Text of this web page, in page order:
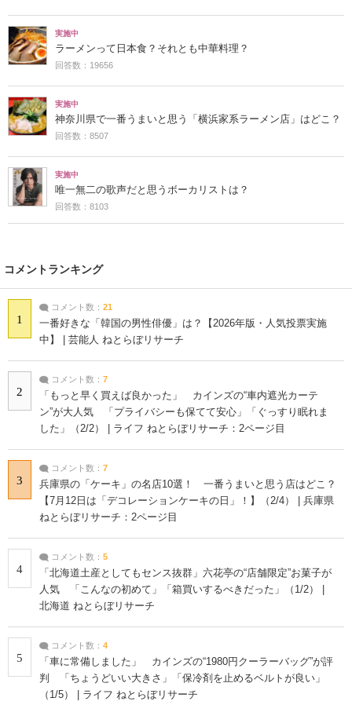
実施中
ラーメンって日本食？それとも中華料理？
回答数：19656
実施中
神奈川県で一番うまいと思う「横浜家系ラーメン店」はどこ？
回答数：8507
実施中
唯一無二の歌声だと思うボーカリストは？
回答数：8103
コメントランキング
1
コメント数： 21
一番好きな「韓国の男性俳優」は？【2026年版・人気投票実施
中】 | 芸能人 ねとらぼリサーチ
2
コメント数： 7
「もっと早く買えば良かった」 カインズの“車内遮光カーテ
ン”が大人気 「プライバシーも保てて安心」「ぐっすり眠れま
した」（2/2） | ライフ ねとらぼリサーチ：2ページ目
3
コメント数： 7
兵庫県の「ケーキ」の名店10選！ 一番うまいと思う店はどこ？
【7月12日は「デコレーションケーキの日」！】（2/4） | 兵庫県
ねとらぼリサーチ：2ページ目
4
コメント数： 5
「北海道土産としてもセンス抜群」六花亭の“店舗限定”お菓子が
人気 「こんなの初めて」「箱買いするべきだった」（1/2） |
北海道 ねとらぼリサーチ
5
コメント数： 4
「車に常備しました」 カインズの“1980円クーラーバッグ”が評
判 「ちょうどいい大きさ」「保冷剤を止めるベルトが良い」
（1/5） | ライフ ねとらぼリサーチ